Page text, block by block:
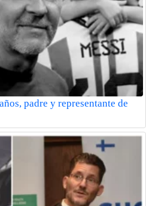
padre y representante de